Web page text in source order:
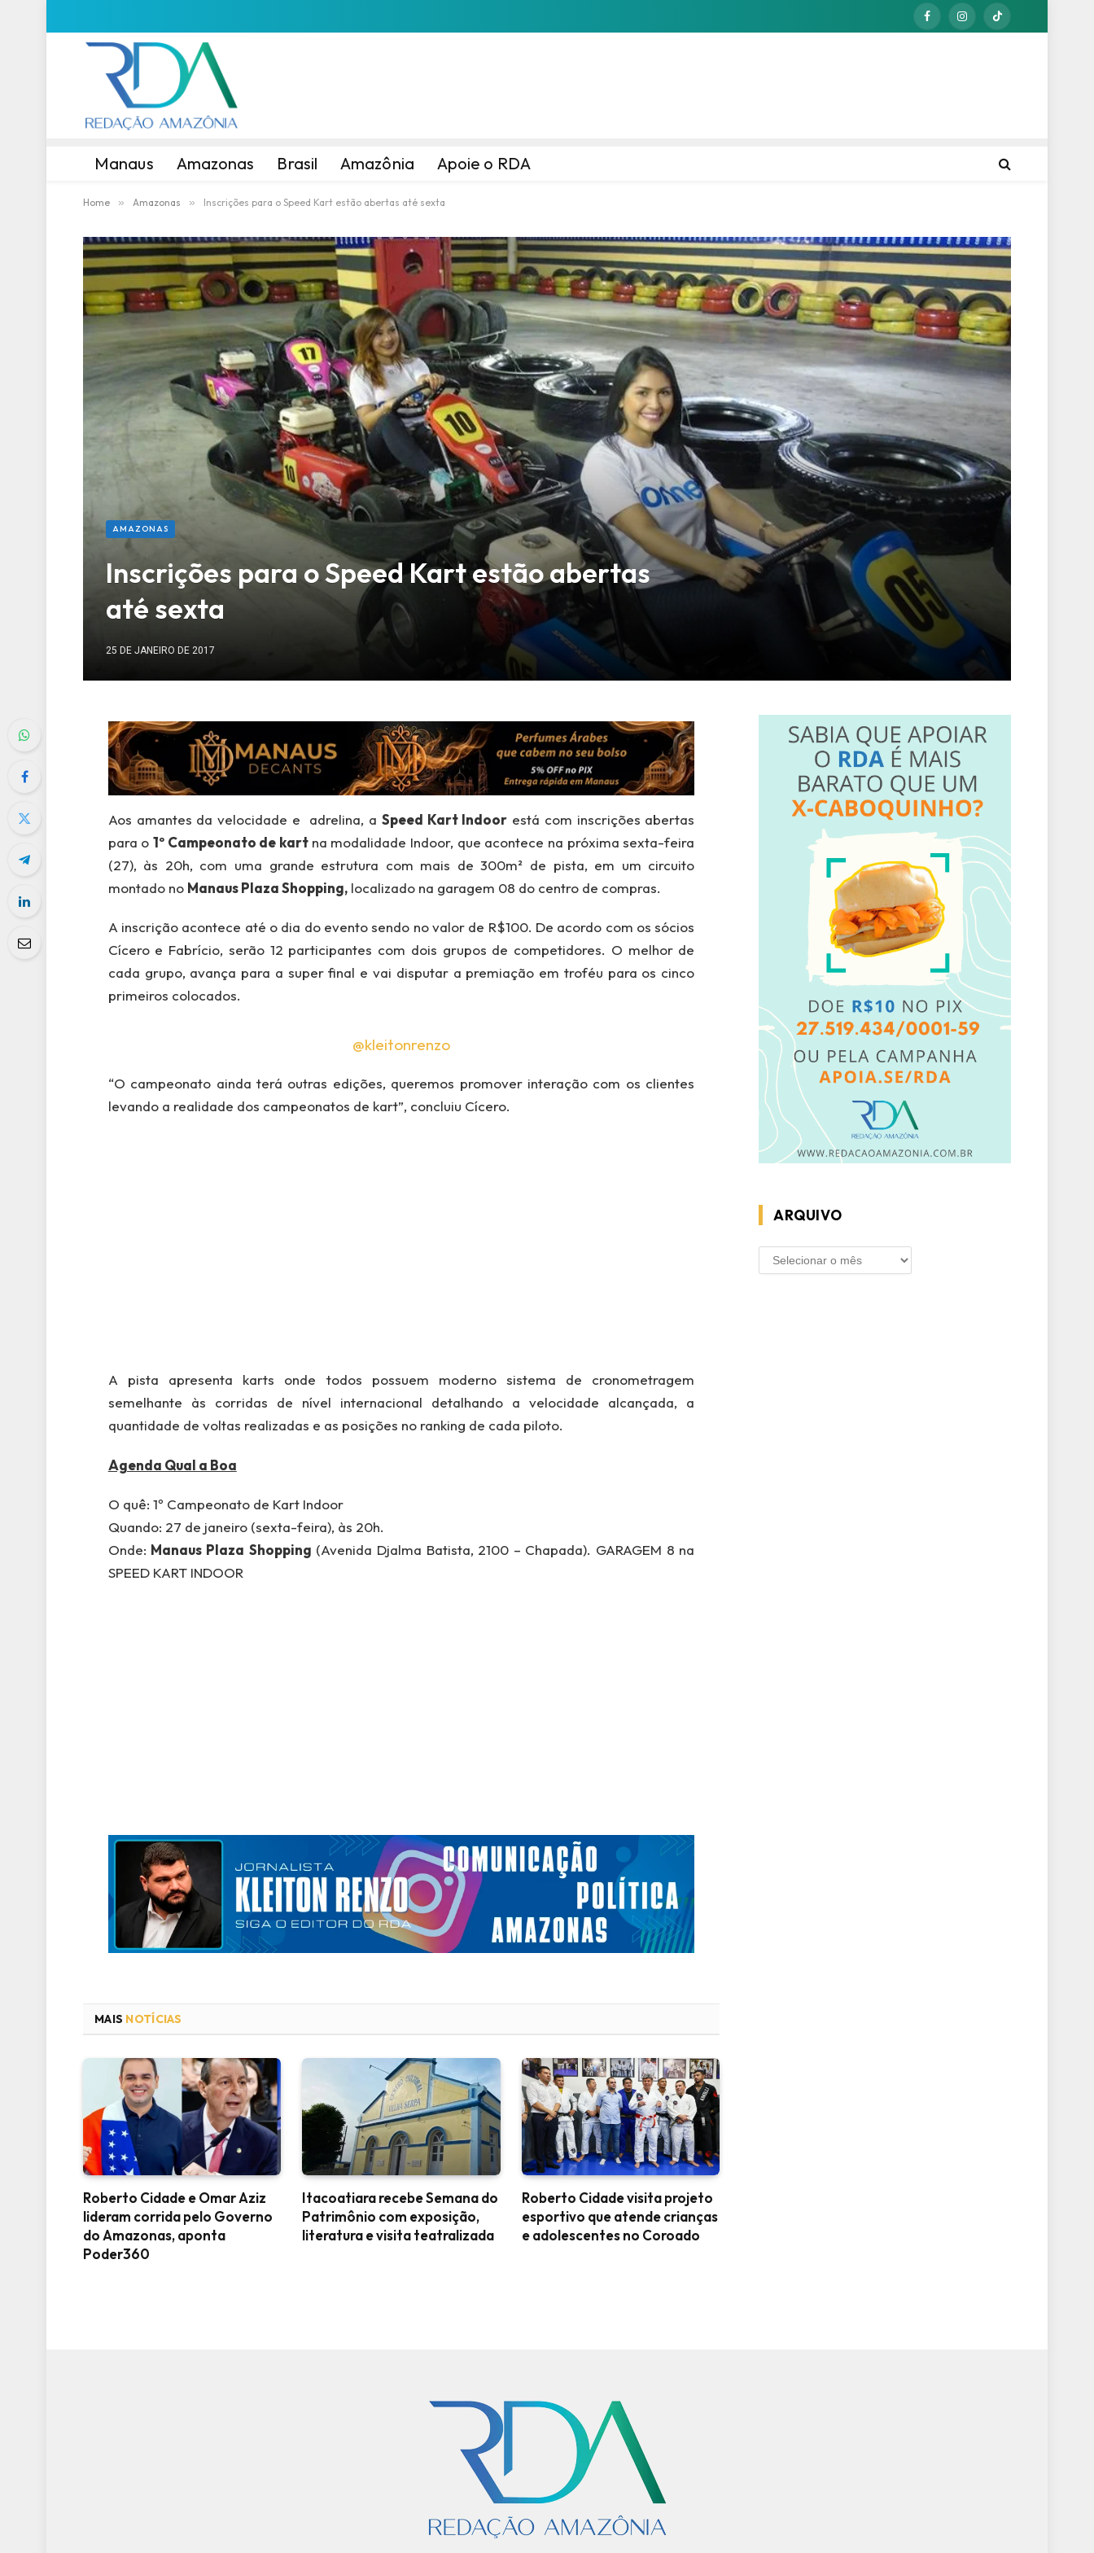
FacebookInstagramTikTok
Manaus Amazonas Brasil Amazônia Apoie o RDA
Home » Amazonas » Inscrições para o Speed Kart estão abertas até sexta
AMAZONAS
Inscrições para o Speed Kart estão abertas
até sexta
25 DE JANEIRO DE 2017
Aos amantes da velocidade e adrelina, a Speed Kart Indoor está com inscrições abertas
para o1º Campeonato de kart na modalidade Indoor, que acontece na próxima sexta-feira
(27), às 20h, com uma grande estrutura com mais de 300m² de pista, em um circuito
montado no Manaus Plaza Shopping,localizado na garagem 08 do centro de compras.
A inscrição acontece até o dia do evento sendo no valor de R$100. De acordo com os sócios
Cícero e Fabrício, serão 12 participantes com dois grupos de competidores. O melhor de
cada grupo, avança para a super final e vai disputar a premiação em troféu para os cinco
primeiros colocados.
@kleitonrenzo
“O campeonato ainda terá outras edições, queremos promover interação com os clientes
levando a realidade dos campeonatos de kart”, concluiu Cícero.
A pista apresenta karts onde todos possuem moderno sistema de cronometragem
semelhante às corridas de nível internacional detalhando a velocidade alcançada, a
quantidade de voltas realizadas e as posições no ranking de cada piloto.
Agenda Qual a Boa
O quê: 1º Campeonato de Kart Indoor
Quando: 27 de janeiro (sexta-feira), às 20h.
Onde: Manaus Plaza Shopping (Avenida Djalma Batista, 2100 – Chapada). GARAGEM 8 na
SPEED KART INDOOR
MAIS NOTÍCIAS
Roberto Cidade e Omar Aziz
lideram corrida pelo Governo
do Amazonas, aponta
Poder360
Itacoatiara recebe Semana do
Patrimônio com exposição,
literatura e visita teatralizada
Roberto Cidade visita projeto
esportivo que atende crianças
e adolescentes no Coroado
ARQUIVO
ARQUIVO